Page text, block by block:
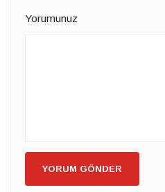
Yorumunuz
YORUM GÖNDER